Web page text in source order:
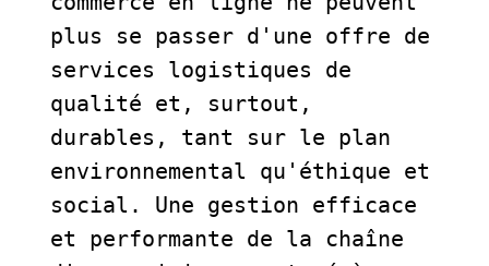
plus se passer d'une offre de
services logistiques de
qualité et, surtout,
durables, tant sur le plan
environnemental qu'éthique et
social. Une gestion efficace
et performante de la chaîne